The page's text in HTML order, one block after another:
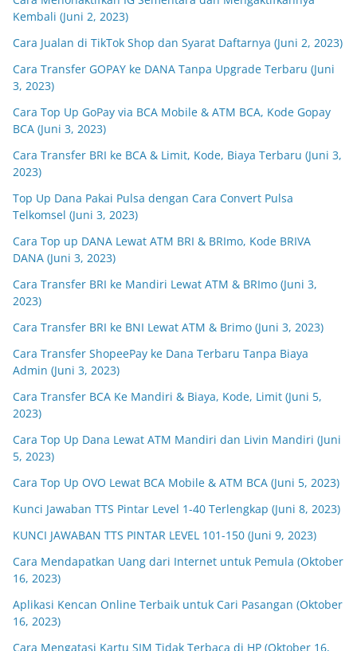
Kembali (Juni 2, 2023)
Cara Jualan di TikTok Shop dan Syarat Daftarnya (Juni 2, 2023)
Cara Transfer GOPAY ke DANA Tanpa Upgrade Terbaru (Juni
3, 2023)
Cara Top Up GoPay via BCA Mobile & ATM BCA, Kode Gopay
BCA (Juni 3, 2023)
Cara Transfer BRI ke BCA & Limit, Kode, Biaya Terbaru (Juni 3,
2023)
Top Up Dana Pakai Pulsa dengan Cara Convert Pulsa
Telkomsel (Juni 3, 2023)
Cara Top up DANA Lewat ATM BRI & BRImo, Kode BRIVA
DANA (Juni 3, 2023)
Cara Transfer BRI ke Mandiri Lewat ATM & BRImo (Juni 3,
2023)
Cara Transfer BRI ke BNI Lewat ATM & Brimo (Juni 3, 2023)
Cara Transfer ShopeePay ke Dana Terbaru Tanpa Biaya
Admin (Juni 3, 2023)
Cara Transfer BCA Ke Mandiri & Biaya, Kode, Limit (Juni 5,
2023)
Cara Top Up Dana Lewat ATM Mandiri dan Livin Mandiri (Juni
5, 2023)
Cara Top Up OVO Lewat BCA Mobile & ATM BCA (Juni 5, 2023)
Kunci Jawaban TTS Pintar Level 1-40 Terlengkap (Juni 8, 2023)
KUNCI JAWABAN TTS PINTAR LEVEL 101-150 (Juni 9, 2023)
Cara Mendapatkan Uang dari Internet untuk Pemula (Oktober
16, 2023)
Aplikasi Kencan Online Terbaik untuk Cari Pasangan (Oktober
16, 2023)
Cara Mengatasi Kartu SIM Tidak Terbaca di HP (Oktober 16,